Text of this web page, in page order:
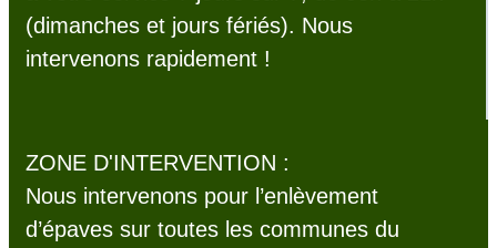
(dimanches et jours fériés). Nous
intervenons rapidement !
ZONE D'INTERVENTION :
Nous intervenons pour l’enlèvement
d’épaves sur toutes les communes du